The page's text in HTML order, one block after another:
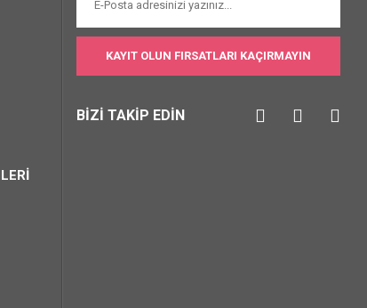
KAYIT OLUN FIRSATLARI KAÇIRMAYIN
BİZİ TAKİP EDİN